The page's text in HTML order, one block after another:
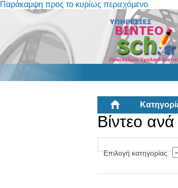
Παράκαμψη προς το κυρίως περιεχόμενο
Βίντεο
Επιλογή κατηγορίας